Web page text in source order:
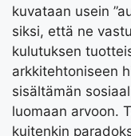
kuvataan usein
siksi, että ne
kulutuksen
arkkitehtoniseen
sisältämän
luomaan arvoon.
kuitenkin